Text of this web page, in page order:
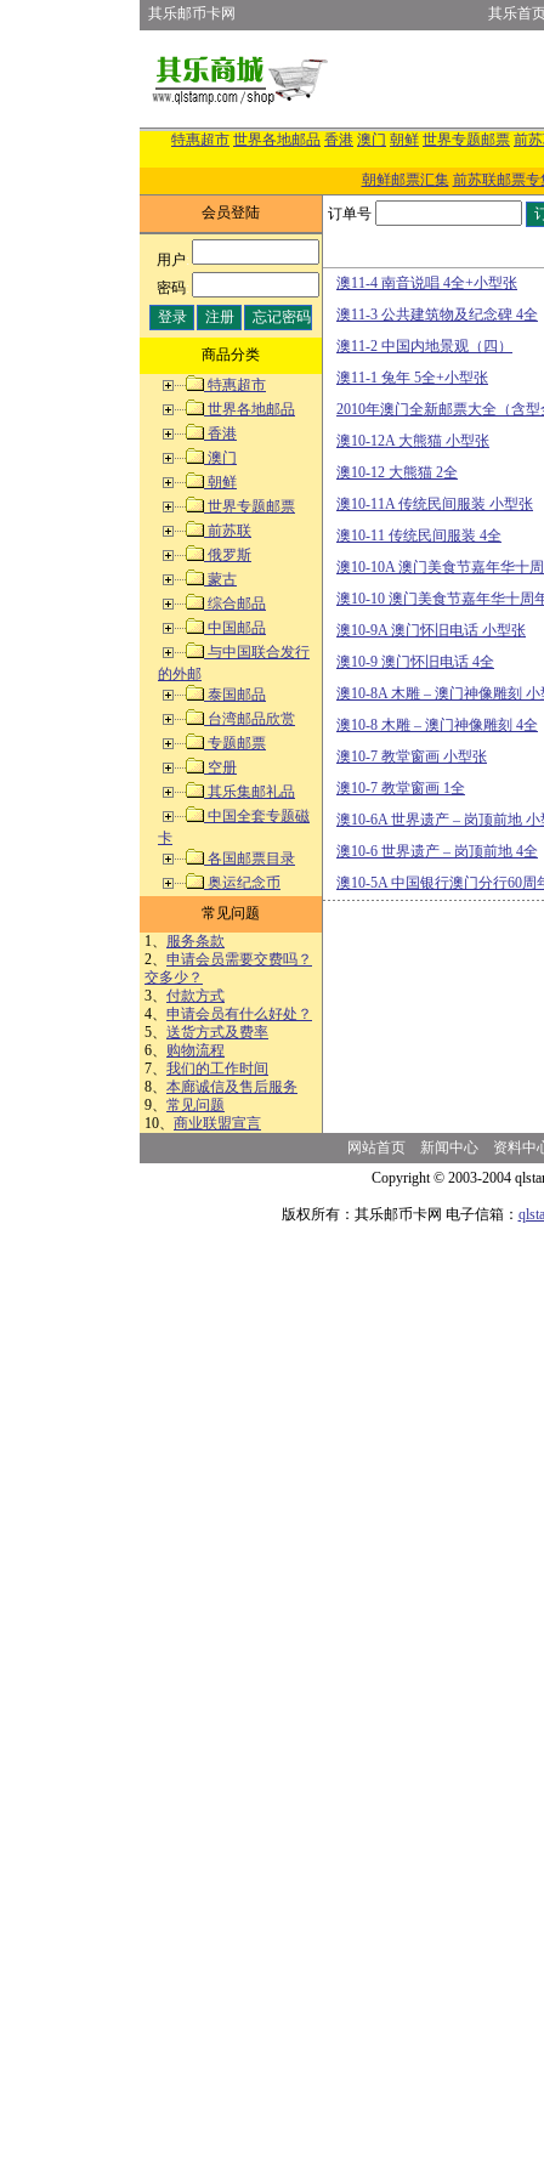
其乐邮币卡网 其乐首
特惠超市 世界各地邮品 香港 澳门 朝鲜 世界专题邮票 前
朝鲜邮票汇集 前苏联邮票专
会员登陆
用户:
密码:
商品分类
特惠超市
世界各地邮品
香港
澳门
朝鲜
世界专题邮票
前苏联
俄罗斯
蒙古
综合邮品
中国邮品
与中国联合发行
的外邮
泰国邮品
台湾邮品欣赏
专题邮票
空册
其乐集邮礼品
中国全套专题磁
卡
各国邮票目录
奥运纪念币
常见问题
1、 服务条款
2、 申请会员需要交费吗？
交多少？
3、 付款方式
4、 申请会员有什么好处？
5、 送货方式及费率
6、 购物流程
7、 我们的工作时间
8、 本廊诚信及售后服务
9、 常见问题
10、 商业联盟宣言
订单号
澳11-4 南音说唱 4全+小型张
澳11-3 公共建筑物及纪念碑 4全
澳11-2 中国内地景观（四）
澳11-1 兔年 5全+小型张
2010年澳门全新邮票大全（含
澳10-12A 大熊猫 小型张
澳10-12 大熊猫 2全
澳10-11A 传统民间服装 小型张
澳10-11 传统民间服装 4全
澳10-10A 澳门美食节嘉年华十
澳10-10 澳门美食节嘉年华十周
澳10-9A 澳门怀旧电话 小型张
澳10-9 澳门怀旧电话 4全
澳10-8A 木雕 – 澳门神像雕刻 小
澳10-8 木雕 – 澳门神像雕刻 4全
澳10-7 教堂窗画 小型张
澳10-7 教堂窗画 1全
澳10-6A 世界遗产 – 岗顶前地 小
澳10-6 世界遗产 – 岗顶前地 4全
澳10-5A 中国银行澳门分行60周
网站首页 新闻中心
资料中
Copyright © 2003-2004
版权所有：其乐邮币卡网 电子信箱：